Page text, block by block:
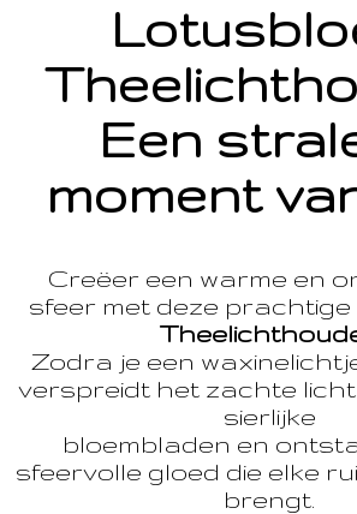
Een
moment
Creëer een warme en
sfeer met deze prachtige
Zodra je een
verspreidt het zachte
sierlijke
bloembladen en
sfeervolle gloed die elke
brengt.